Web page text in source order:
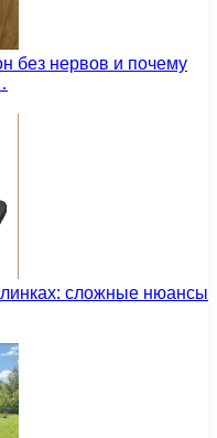
без нервов и почему
сложные нюансы